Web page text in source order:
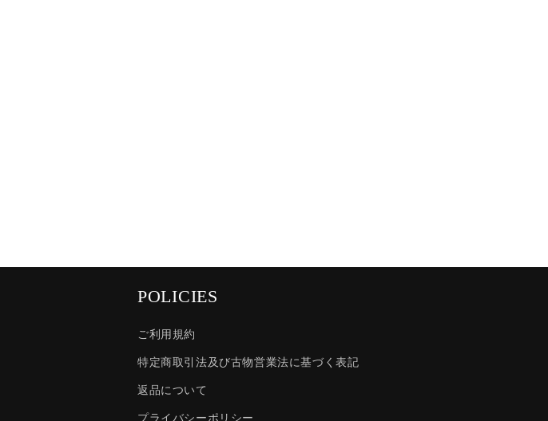
POLICIES
ご利用規約
特定商取引法及び古物営業法に基づく表記
返品について
プライバシーポリシー